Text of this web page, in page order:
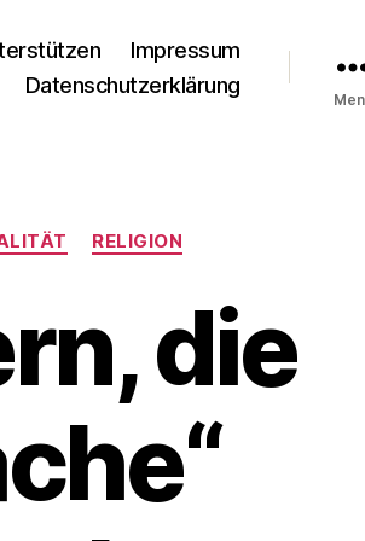
Impressum
Datenschutzerklärung
RELIGION
die